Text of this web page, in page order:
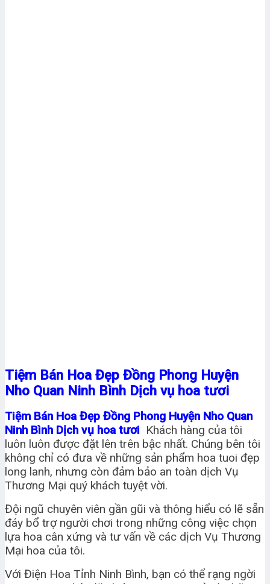
Tiệm Bán Hoa Đẹp Đồng Phong Huyện
Nho Quan Ninh Bình Dịch vụ hoa tươi
Tiệm Bán Hoa Đẹp Đồng Phong Huyện Nho Quan
Ninh Bình Dịch vụ hoa tươi Khách hàng của tôi
luôn luôn được đặt lên trên bậc nhất. Chúng bên tôi
không chỉ có đưa về những sản phẩm hoa tuoi đẹp
long lanh, nhưng còn đảm bảo an toàn dịch Vụ
Thương Mại quý khách tuyệt vời.
Đội ngũ chuyên viên gần gũi và thông hiểu có lẽ sẵn
đáy bổ trợ người chơi trong những công việc chọn
lựa hoa cân xứng và tư vấn về các dịch Vụ Thương
Mại hoa của tôi.
Với Điện Hoa Tỉnh Ninh Bình, bạn có thể rạng ngời